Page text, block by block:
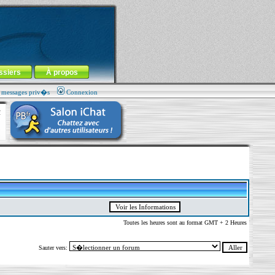
À propos
priv�s Connexion
Toutes les heures sont au format GMT + 2 Heures
Sauter vers: